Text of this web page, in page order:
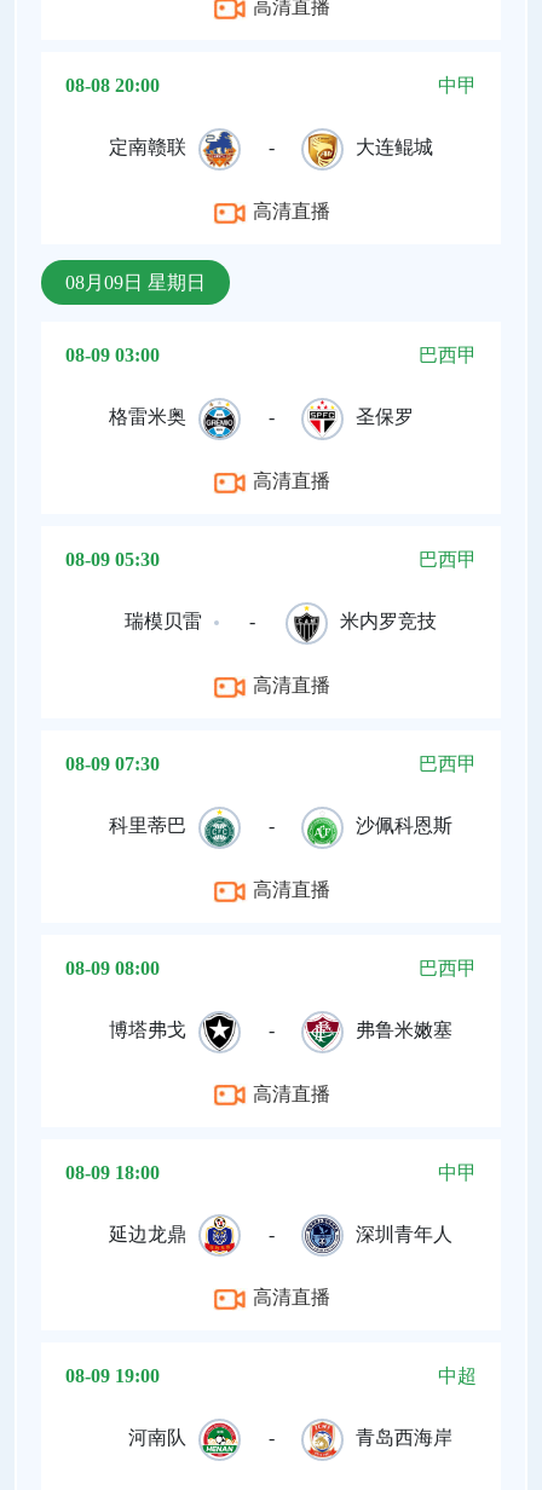
高清直播
08-08 20:00 中甲
定南赣联 - 大连鲲城
高清直播
08月09日 星期日
08-09 03:00 巴西甲
格雷米奥 - 圣保罗
高清直播
08-09 05:30 巴西甲
瑞模贝雷 - 米内罗竞技
高清直播
08-09 07:30 巴西甲
科里蒂巴 - 沙佩科恩斯
高清直播
08-09 08:00 巴西甲
博塔弗戈 - 弗鲁米嫩塞
高清直播
08-09 18:00 中甲
延边龙鼎 - 深圳青年人
高清直播
08-09 19:00 中超
河南队 - 青岛西海岸